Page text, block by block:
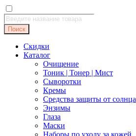
Поиск
товаров
Поиск
Скидки
Каталог
Очищение
Тоник | Тонер | Мист
Сыворотки
Кремы
Средства защиты от солнца
Энзимы
Глаза
Маски
Наборы по уходу за кожей